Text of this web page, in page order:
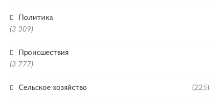
Политика
(3 309)
Происшествия
(3 777)
Сельское хозяйство (225)